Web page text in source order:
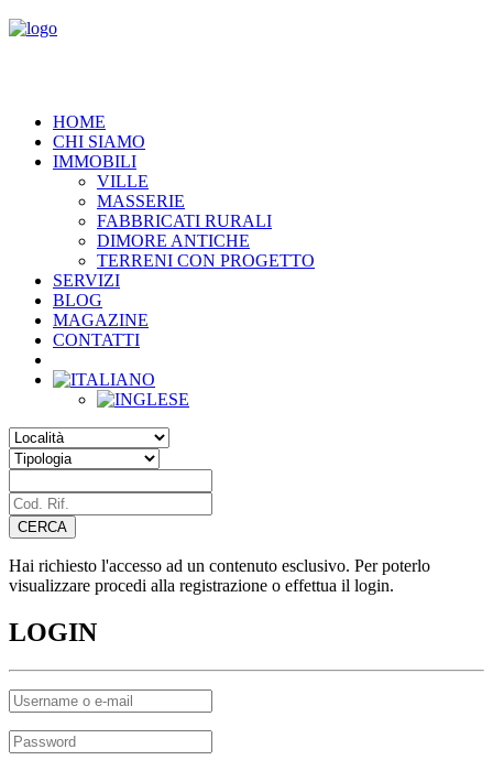
HOME
CHI SIAMO
IMMOBILI
VILLE
MASSERIE
FABBRICATI RURALI
DIMORE ANTICHE
TERRENI CON PROGETTO
SERVIZI
BLOG
MAGAZINE
CONTATTI
Hai richiesto l'accesso ad un contenuto esclusivo. Per poterlo
visualizzare procedi alla registrazione o effettua il login.
LOGIN